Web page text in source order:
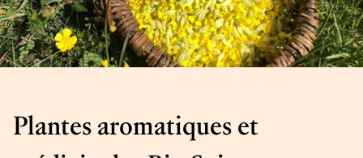
Plantes aromatiques et